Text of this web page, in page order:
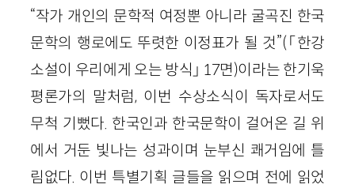
“작가 개인의 문학적 여정뿐 아니라 굴곡진 한국
문학의 행로에도 뚜렷한 이정표가 될 것”(「한강
소설이 우리에게 오는 방식」 17면)이라는 한기욱
평론가의 말처럼, 이번 수상소식이 독자로서도
무척 기뻤다. 한국인과 한국문학이 걸어온 길 위
에서 거둔 빛나는 성과이며 눈부신 쾌거임에 틀
림없다. 이번 특별기획 글들을 읽으며 전에 읽었